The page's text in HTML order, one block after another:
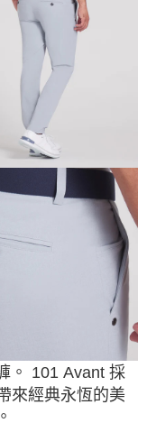
。 101 Avant 採
來經典永恆的美